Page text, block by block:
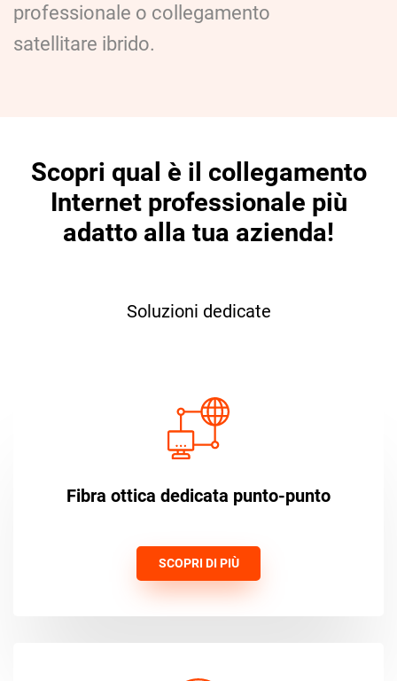
professionale o collegamento
satellitare ibrido.
Scopri qual è il collegamento
Internet professionale più
adatto alla tua azienda!
Soluzioni dedicate
Fibra ottica dedicata punto-punto
SCOPRI DI PIÙ